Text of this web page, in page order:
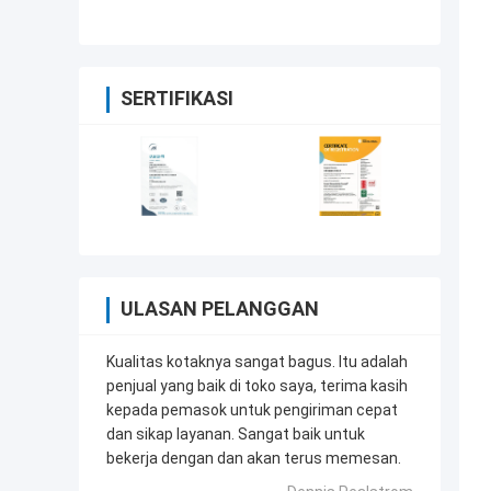
SERTIFIKASI
ULASAN PELANGGAN
Kualitas kotaknya sangat bagus. Itu adalah
penjual yang baik di toko saya, terima kasih
kepada pemasok untuk pengiriman cepat
dan sikap layanan. Sangat baik untuk
bekerja dengan dan akan terus memesan.